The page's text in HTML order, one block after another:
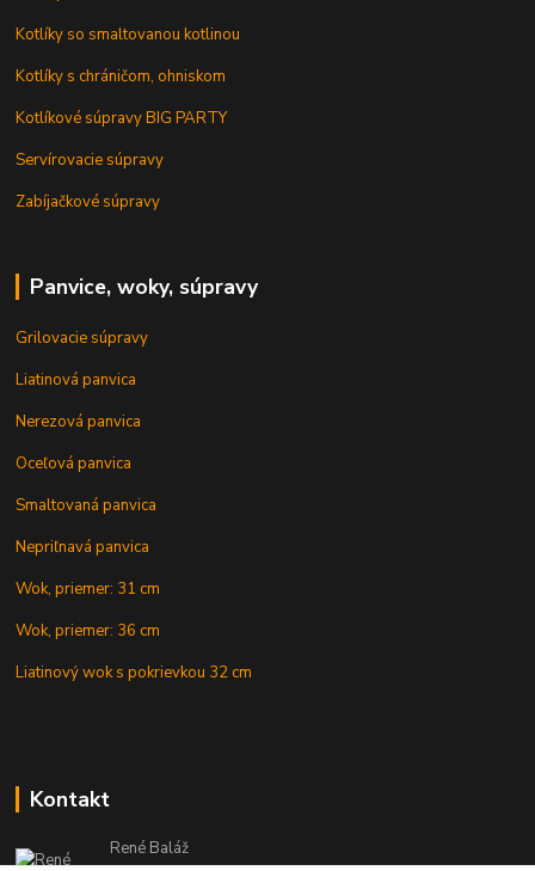
Kotlíky so smaltovanou kotlinou
Kotlíky s chráničom, ohniskom
Kotlíkové súpravy BIG PARTY
Servírovacie súpravy
Zabíjačkové súpravy
Panvice, woky, súpravy
Grilovacie súpravy
Liatinová panvica
Nerezová panvica
Oceľová panvica
Smaltovaná panvica
Nepriľnavá panvica
Wok, priemer: 31 cm
Wok, priemer: 36 cm
Liatinový wok s pokrievkou 32 cm
Kontakt
René Baláž